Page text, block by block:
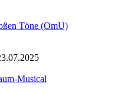
Töne (OmU)
Musical